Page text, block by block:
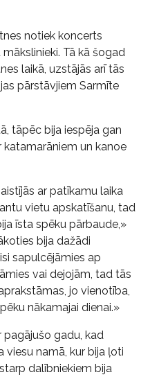
notiek koncerts
Tā kā šogad
laikā, uzstājās arī tās
pārstāvjiem Sarmīte
tāpēc bija iespēja gan
un kanoe
ar patīkamu laika
vietu apskatīšanu, tad
īsta spēku pārbaude,»
bija dažādi
sapulcējāmies ap
vai dejojām, tad tās
jo vienotība,
nākamajai dienai.»
pagājušo gadu, kad
namā, kur bija ļoti
dalībniekiem bija